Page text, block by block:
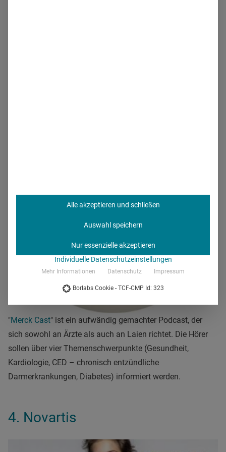
"Merck Cast" ist ein aufwändig gemachter Podcast, der
sich sowohl an Ärzte als auch an Laien richtet. Die Hörer
sollen über vier Themenschwerpunkte (Gesundheit,
Kardiologie, CED – chronisch entzündliche
Darmerkrankungen, Diabetes) informiert werden.
4. Novartis
Alle akzeptieren und schließen
Auswahl speichern
Nur essenzielle akzeptieren
Individuelle Datenschutzeinstellungen
Mehr Informationen Datenschutz Impressum
Borlabs Cookie - TCF-CMP Id: 323